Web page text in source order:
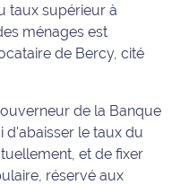
taux supérieur à
ménages est
de Bercy, cité
de la Banque
d'abaisser le taux du
et de fixer
réservé aux